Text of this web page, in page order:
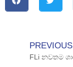
PREVIOUS